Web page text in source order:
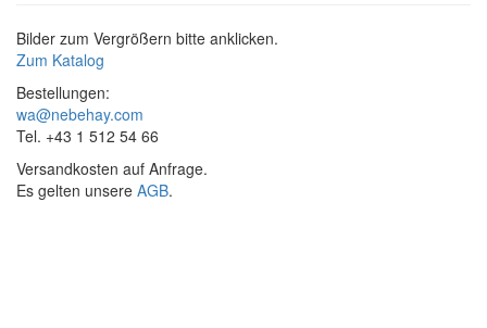
Bilder zum Vergrößern bitte anklicken.
Zum Katalog
Bestellungen:
wa@nebehay.com
Tel. +43 1 512 54 66
Versandkosten auf Anfrage.
Es gelten unsere AGB.